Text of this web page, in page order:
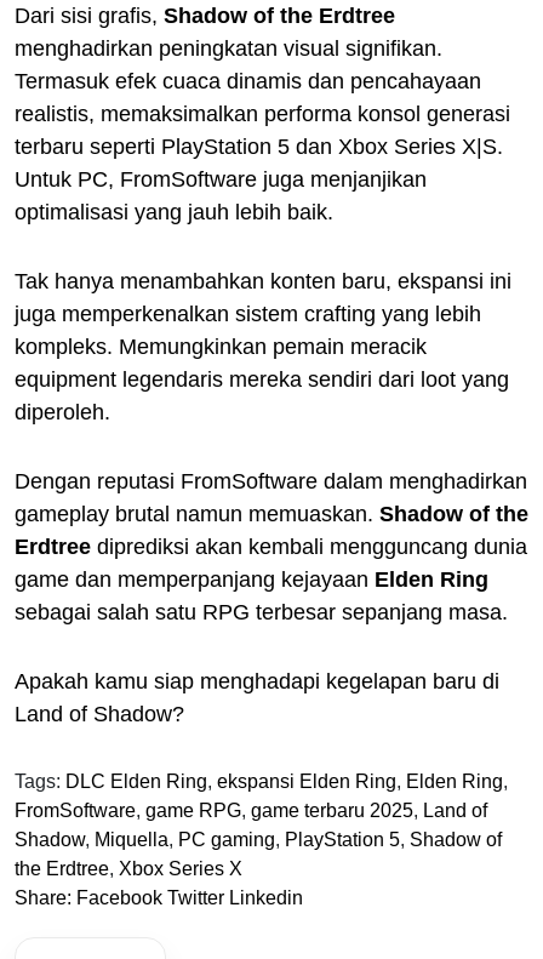
Dari sisi grafis, Shadow of the Erdtree
menghadirkan peningkatan visual signifikan.
Termasuk efek cuaca dinamis dan pencahayaan
realistis, memaksimalkan performa konsol generasi
terbaru seperti PlayStation 5 dan Xbox Series X|S.
Untuk PC, FromSoftware juga menjanjikan
optimalisasi yang jauh lebih baik.
Tak hanya menambahkan konten baru, ekspansi ini
juga memperkenalkan sistem crafting yang lebih
kompleks. Memungkinkan pemain meracik
equipment legendaris mereka sendiri dari loot yang
diperoleh.
Dengan reputasi FromSoftware dalam menghadirkan
gameplay brutal namun memuaskan. Shadow of the
Erdtree diprediksi akan kembali mengguncang dunia
game dan memperpanjang kejayaan Elden Ring
sebagai salah satu RPG terbesar sepanjang masa.
Apakah kamu siap menghadapi kegelapan baru di
Land of Shadow?
Tags: DLC Elden Ring, ekspansi Elden Ring, Elden Ring,
FromSoftware, game RPG, game terbaru 2025, Land of
Shadow, Miquella, PC gaming, PlayStation 5, Shadow of
the Erdtree, Xbox Series X
Share: Facebook Twitter Linkedin